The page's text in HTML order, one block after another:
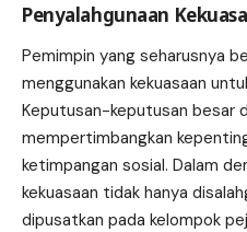
Penyalahgunaan
Pemimpin yang seharusnya
menggunakan kekuasaan
Keputusan-keputusan besar
mempertimbangkan
ketimpangan sosial. Dalam
kekuasaan tidak hanya
dipusatkan pada kelompok